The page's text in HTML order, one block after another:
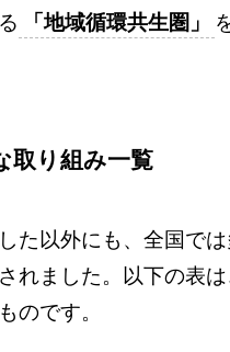
「地域循環共生圏」
取り組み一覧
た以外にも、全国で
れました。以下の表
のです。